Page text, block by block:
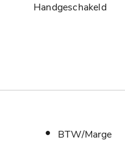
Handgeschakeld
BTW/Marge